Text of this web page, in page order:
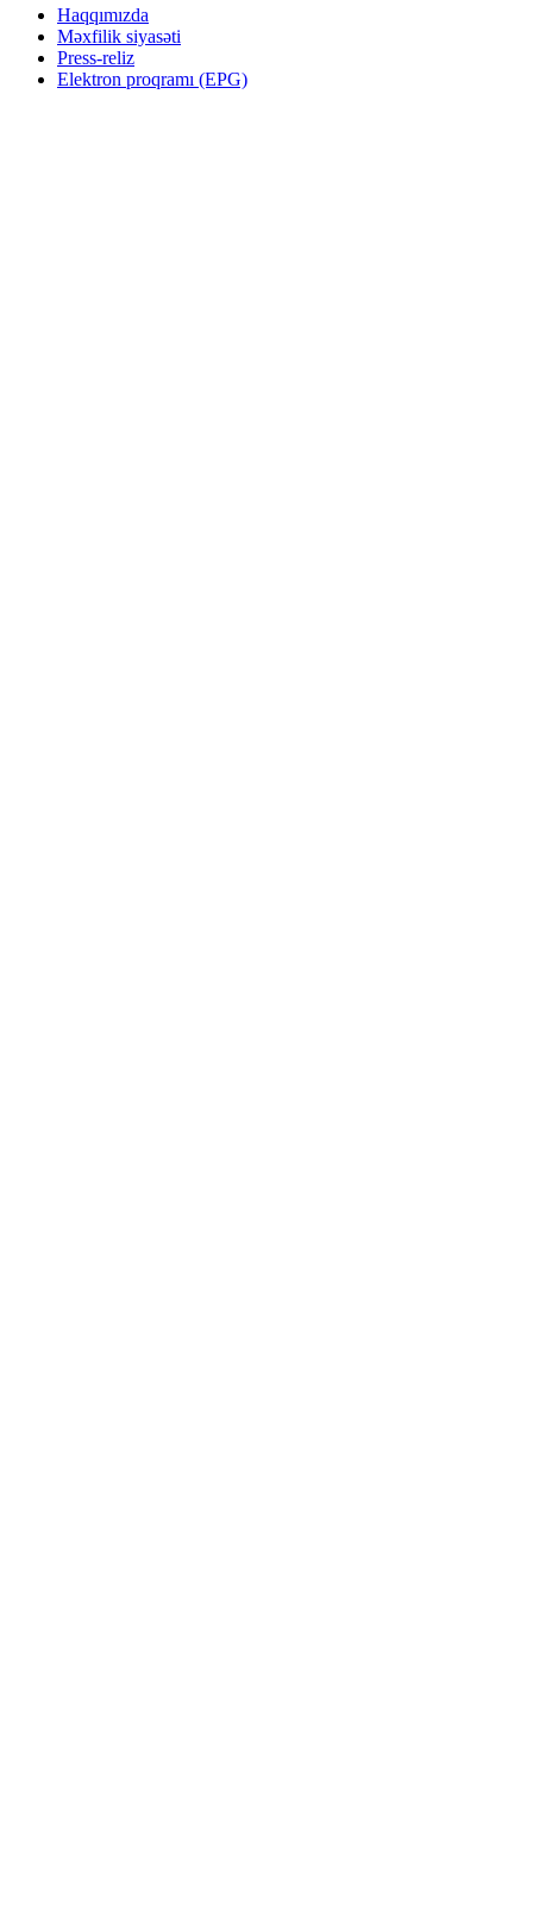
Haqqımızda
Məxfilik siyasəti
Press-reliz
Elektron proqramı (EPG)